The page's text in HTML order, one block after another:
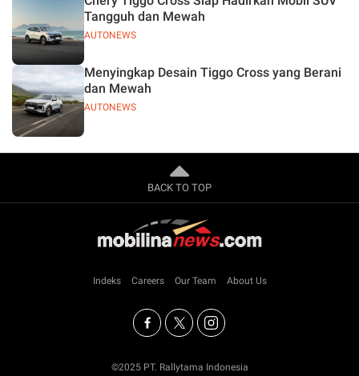
AUTONEWS
Tangguh dan Mewah
AUTONEWS
Menyingkap Desain Tiggo Cross yang Berani
dan Mewah
BACK TO TOP
Indeks Careers Our Team About Us
©2025 PT. Rallytama Indonesia